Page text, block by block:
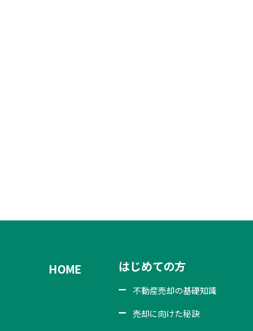
HOME はじめての方
不動産売却の基礎知識
売却に向けた秘訣